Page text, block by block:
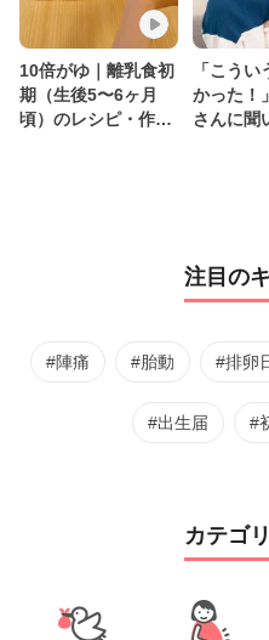
10倍がゆ｜離乳食初
期（生後5〜6ヶ月
頃）のレシピ・作り
「こう
かった！
さんに聞
注目の
#陣痛 #胎動 #排卵
#出生届 #
カテゴ